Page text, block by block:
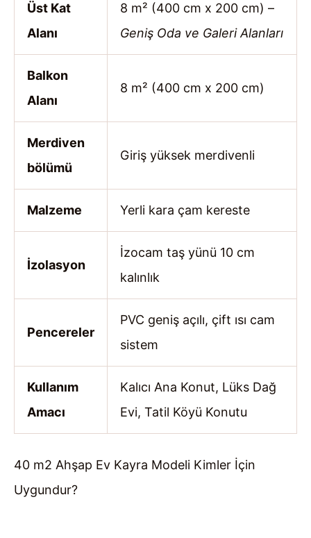
Üst Kat
Alanı
8 m² (400 cm x 200 cm) –
Geniş Oda ve Galeri Alanları
Balkon
Alanı
8 m² (400 cm x 200 cm)
Merdiven
bölümü
Giriş yüksek merdivenli
Malzeme Yerli kara çam kereste
İzolasyon
İzocam taş yünü 10 cm
kalınlık
Pencereler
PVC geniş açılı, çift ısı cam
sistem
Kullanım
Amacı
Kalıcı Ana Konut, Lüks Dağ
Evi, Tatil Köyü Konutu
40 m2 Ahşap Ev Kayra Modeli Kimler İçin
Uygundur?